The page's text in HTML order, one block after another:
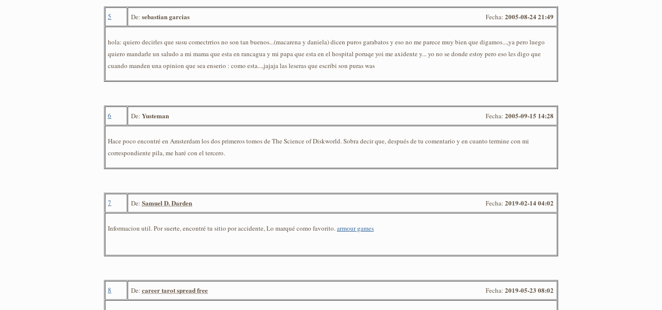
5 De: sebastian garcias Fecha: 2005-08-24 21:49
hola: quiero decirles que susu comectrrios no son tan buenos...(macarena y daniela) dicen puros garabatos y eso no me parece muy bien que digamos...,ya pero luego
quiero mandarle un saludo a mi mama que esta en rancagua y mi papa que esta en el hospital poruqe yoi me axidente y... yo no se donde estoy pero eso les digo que
cuando manden una opinion que sea enserio : como esta...,jajaja las leseras que escribi son puras was
6 De: Yusteman Fecha: 2005-09-15 14:28
Hace poco encontré en Amsterdam los dos primeros tomos de The Science of Diskworld. Sobra decir que, después de tu comentario y en cuanto termine con mi
correspondiente pila, me haré con el tercero.
7 De: Samuel D. Darden Fecha: 2019-02-14 04:02
Informacion util. Por suerte, encontré tu sitio por accidente, Lo marqué como favorito.armour games
8 De: career tarot spread free Fecha: 2019-05-23 08:02